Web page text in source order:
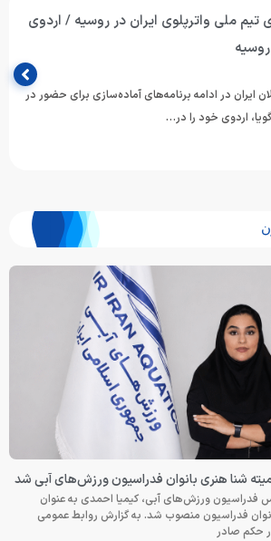
تیم ملی واترپلوی ایران در روسیه / اردوی
ایران در ادامه برنامه‌های آماده‌سازی برای حضور در
شنا هنری بانوان فدراسیون ورزش‌های آبی شد
ورزش‌های آبی، کیمیا احمدی به عنوان
فدراسیون منصوب شد. به گزارش روابط عمومی
حکم صادر